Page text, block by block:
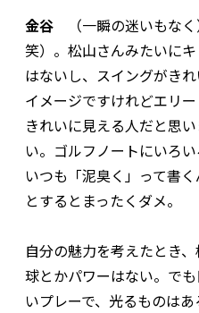
金谷 （一瞬の迷いもな
笑）。松山さんみたいに
はないし、スイングがき
イメージですけれどエリ
きれいに見える人だと思
い。ゴルフノートにいろ
いつも「泥臭く」って書
とするとまったくダメ。
自分の魅力を考えたとき
球とかパワーはない。で
いプレーで、光るものは